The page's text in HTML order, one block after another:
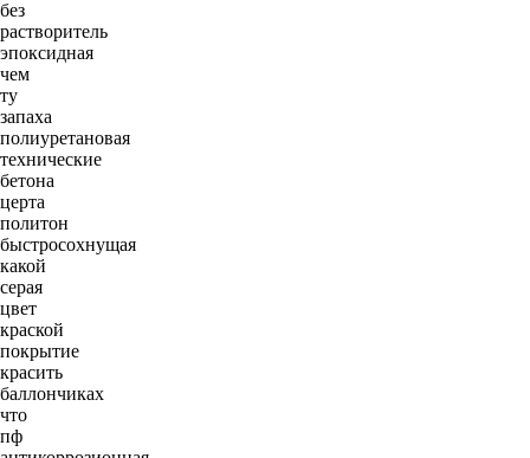
без
растворитель
эпоксидная
чем
ту
запаха
полиуретановая
технические
бетона
церта
политон
быстросохнущая
какой
серая
цвет
краской
покрытие
красить
баллончиках
что
пф